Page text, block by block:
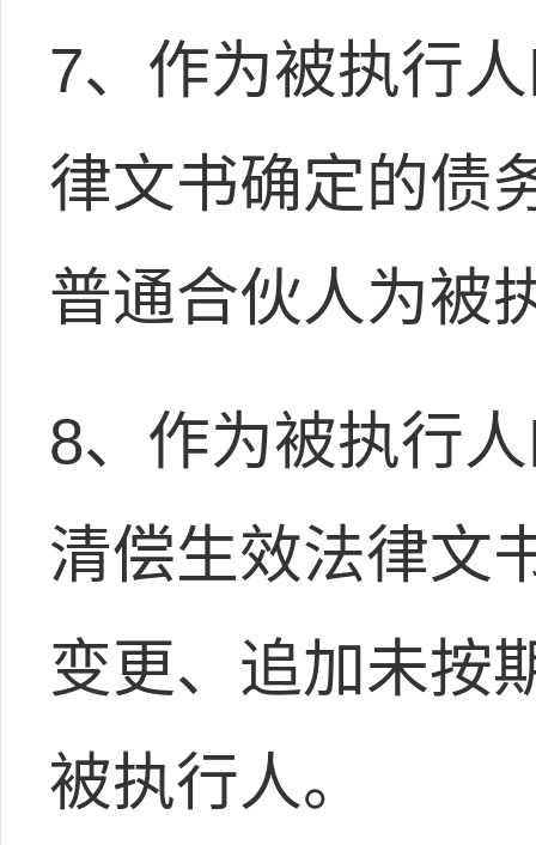
7、作为被执行
律文书确定的债
普通合伙人为被
8、作为被执行
清偿生效法律文
变更、追加未按
被执行人。